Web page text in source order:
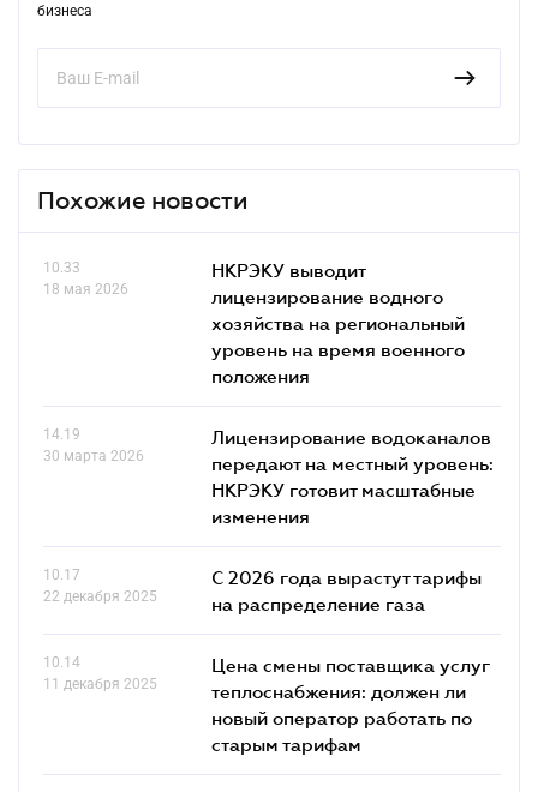
бизнеса
Похожие новости
10.33
18 мая 2026
НКРЭКУ выводит
лицензирование водного
хозяйства на региональный
уровень на время военного
положения
14.19
30 марта 2026
Лицензирование водоканалов
передают на местный уровень:
НКРЭКУ готовит масштабные
изменения
10.17
22 декабря 2025
С 2026 года вырастут тарифы
на распределение газа
10.14
11 декабря 2025
Цена смены поставщика услуг
теплоснабжения: должен ли
новый оператор работать по
старым тарифам